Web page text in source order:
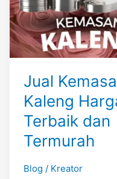
Jual
Kaleng
Terbaik dan
Termurah
Blog / Kreator
Termurah